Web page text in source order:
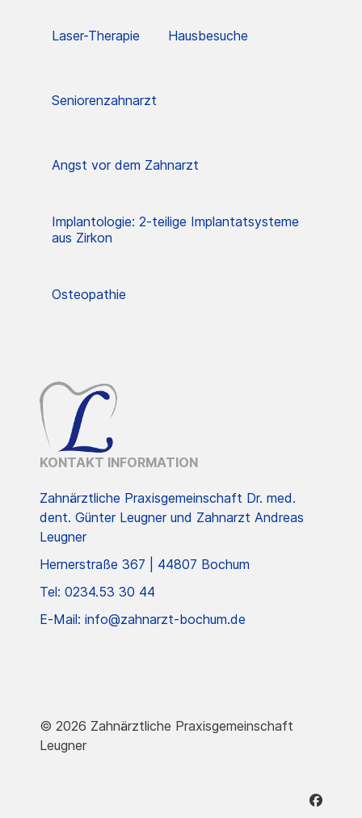
Laser-Therapie Hausbesuche
Seniorenzahnarzt
Angst vor dem Zahnarzt
Implantologie: 2-teilige Implantatsysteme
aus Zirkon
Osteopathie
KONTAKT INFORMATION
Zahnärztliche Praxisgemeinschaft Dr. med.
dent. Günter Leugner und Zahnarzt Andreas
Leugner
Hernerstraße 367 | 44807 Bochum
Tel: 0234.53 30 44
E-Mail: info@zahnarzt-bochum.de
© 2026 Zahnärztliche Praxisgemeinschaft
Leugner